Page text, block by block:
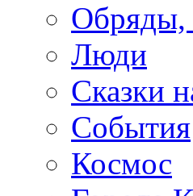
Обряды,
Люди
Сказки
События
Космос